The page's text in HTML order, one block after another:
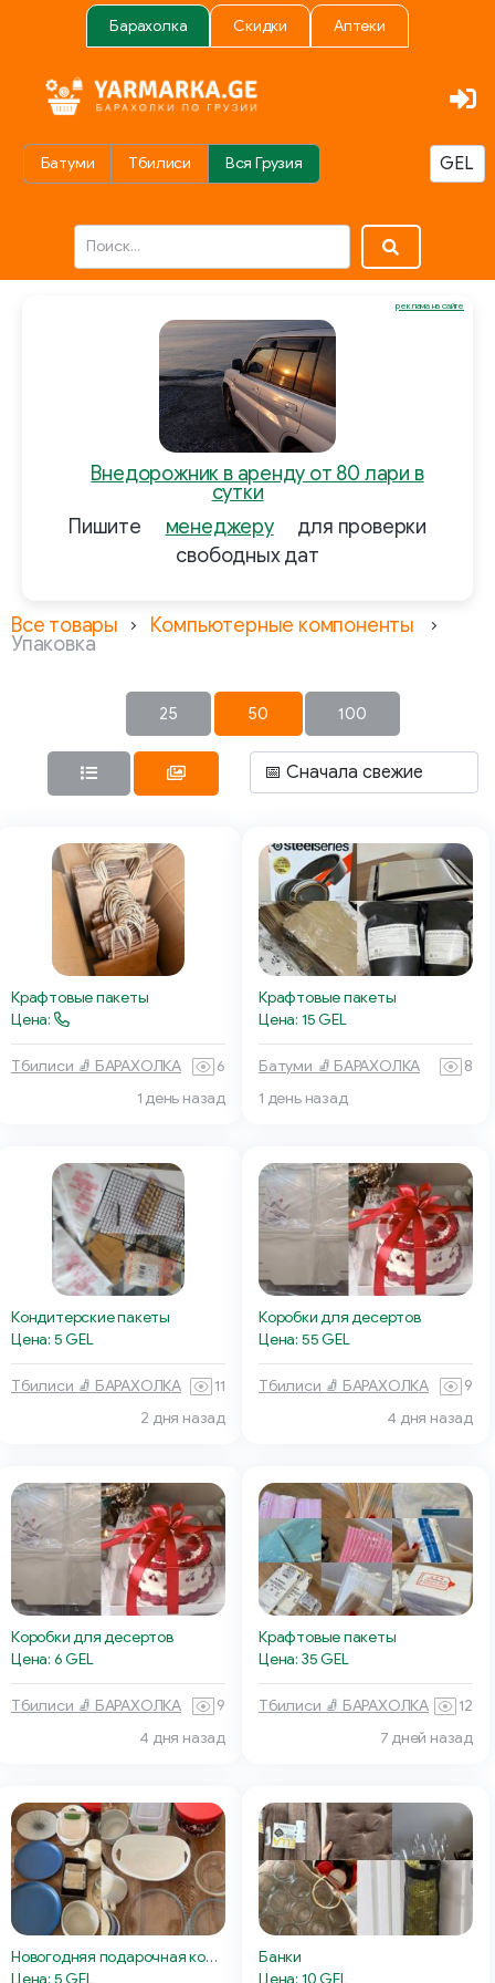
Барахолка Скидки Аптеки
Батуми Тбилиси Вся Грузия
Внедорожник в аренду от 80 лари в
сутки
Пишите
менеджеру
для проверки
свободных дат
реклама на сайте
Все товары Компьютерные компоненты
Упаковка
25 50 100
Крафтовые пакеты
Цена:
Тбилиси 🧦 БАРАХОЛКА
6
1 день назад
Крафтовые пакеты
Цена: 15 GEL
Батуми 🧦 БАРАХОЛКА
8
1 день назад
Кондитерские пакеты
Цена: 5 GEL
Тбилиси 🧦 БАРАХОЛКА
11
2 дня назад
Коробки для десертов
Цена: 55 GEL
Тбилиси 🧦 БАРАХОЛКА
9
4 дня назад
Коробки для десертов
Цена: 6 GEL
Тбилиси 🧦 БАРАХОЛКА
9
4 дня назад
Крафтовые пакеты
Цена: 35 GEL
Тбилиси 🧦 БАРАХОЛКА
12
7 дней назад
Новогодняя подарочная коробка
Цена: 5 GEL
Банки
Цена: 10 GEL